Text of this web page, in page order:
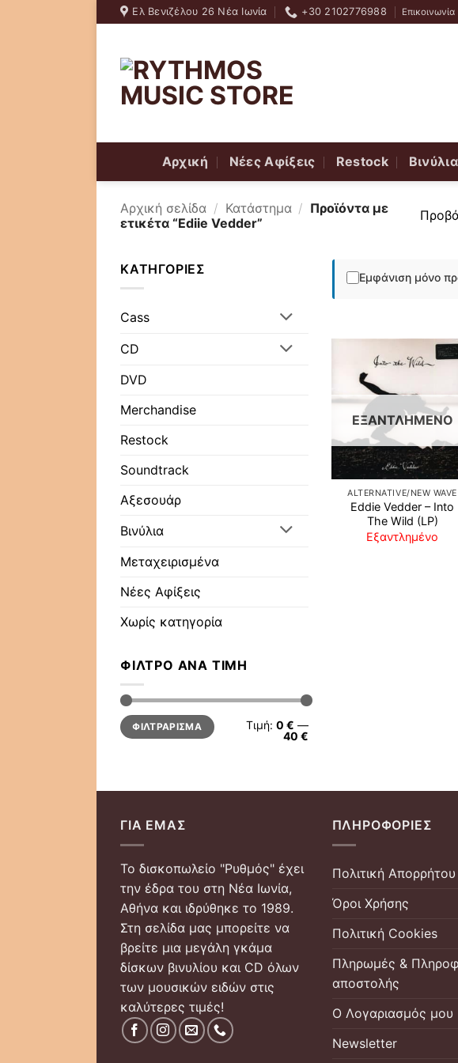
Skip
to
Ελ Βενιζέλου 26 Νέα Ιωνία +30 2102776988 Επικοινωνία
Αρχική Νέες Αφίξεις Restock Βινύλια
Αρχική σελίδα / Κατάστημα / Προϊόντα με
ετικέτα “Ediie Vedder”
ΚΑΤΗΓΟΡΊΕΣ
Cass
CD
DVD
Merchandise
Restock
Soundtrack
Αξεσουάρ
Βινύλια
Μεταχειρισμένα
Νέες Αφίξεις
Χωρίς κατηγορία
ΦΊΛΤΡΟ ΑΝΆ ΤΙΜΉ
Ελάχιστη
τιμή
Μέγιστη
τιμήΦΙΛΤΡΆΡΙΣΜΑ Τιμή: 0 € —
40 €
Εμφάνιση μόνο
στη
ΕΞΑΝΤΛΗΜΈΝΟ
ALTERNATIVE/NEW WAVE
Eddie Vedder – Into
The Wild (LP)
Εξαντλημένο
ΓΙΑ ΕΜΆΣ
Το δισκοπωλείο "Ρυθμός" έχει
την έδρα του στη Νέα Ιωνία,
Αθήνα και ιδρύθηκε το 1989.
Στη σελίδα μας μπορείτε να
βρείτε μια μεγάλη γκάμα
δίσκων βινυλίου και CD όλων
των μουσικών ειδών στις
καλύτερες τιμές!
ΠΛΗΡΟΦΟΡΊΕΣ
Πολιτική Απορρήτου
Όροι Χρήσης
Πολιτική Cookies
Πληρωμές &
αποστολής
Ο Λογαριασμός μου
Newsletter